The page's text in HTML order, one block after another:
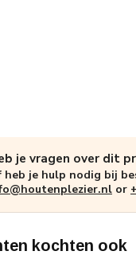
je vragen over dit
heb je hulp nodig bij
or
kochten ook